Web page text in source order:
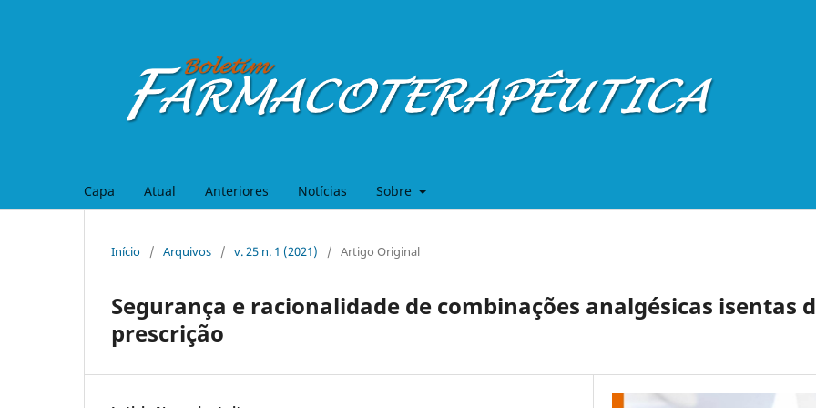
Capa Atual Anteriores Notícias Sobre
Início / Arquivos / v. 25 n. 1 (2021) / Artigo Original
Segurança e racionalidade de combinações analgésicas isentas
prescrição